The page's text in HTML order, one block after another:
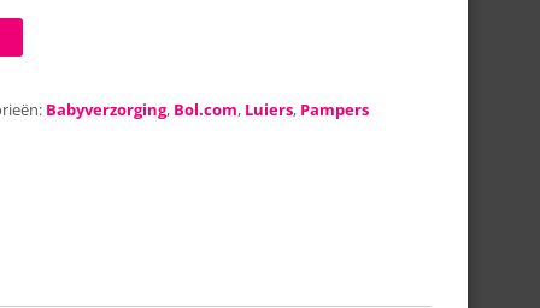
Babyverzorging, Bol.com, Luiers, Pampers